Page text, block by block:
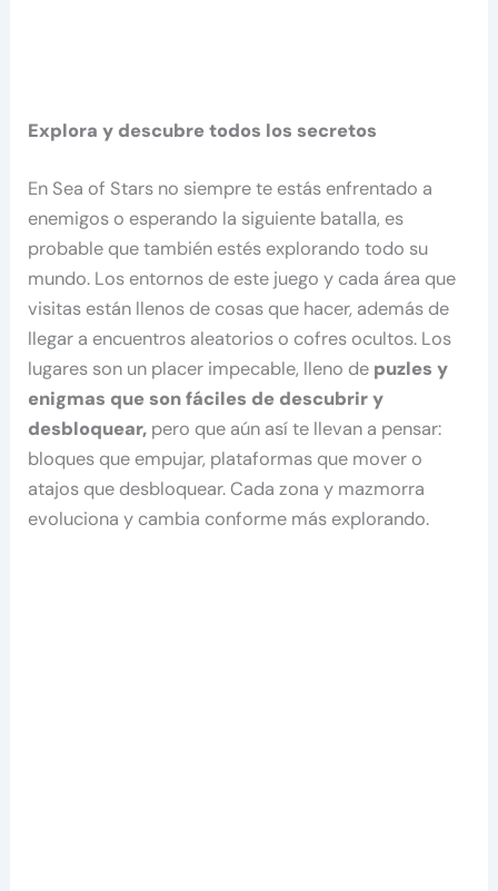
Explora y descubre todos los secretos
En Sea of Stars no siempre te estás enfrentado a
enemigos o esperando la siguiente batalla, es
probable que también estés explorando todo su
mundo. Los entornos de este juego y cada área que
visitas están llenos de cosas que hacer, además de
llegar a encuentros aleatorios o cofres ocultos. Los
lugares son un placer impecable, lleno de puzles y
enigmas que son fáciles de descubrir y
desbloquear, pero que aún así te llevan a pensar:
bloques que empujar, plataformas que mover o
atajos que desbloquear. Cada zona y mazmorra
evoluciona y cambia conforme más explorando.